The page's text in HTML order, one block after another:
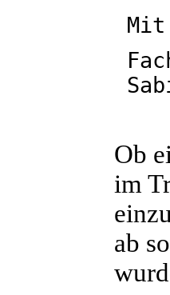
Mit
Ob
im
ab